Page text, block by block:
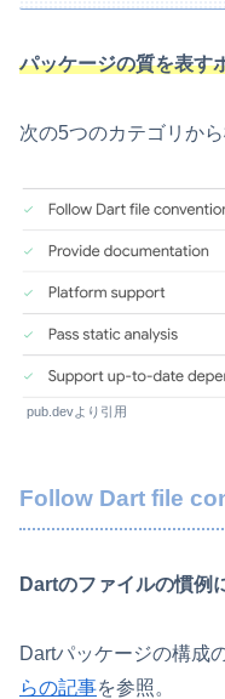
パッケージの質を表す
次の5つのカテゴリか
pub.devより引用
Follow Dart file
Dartのファイルの慣例
Dartパッケージの構成
らの記事を参照。